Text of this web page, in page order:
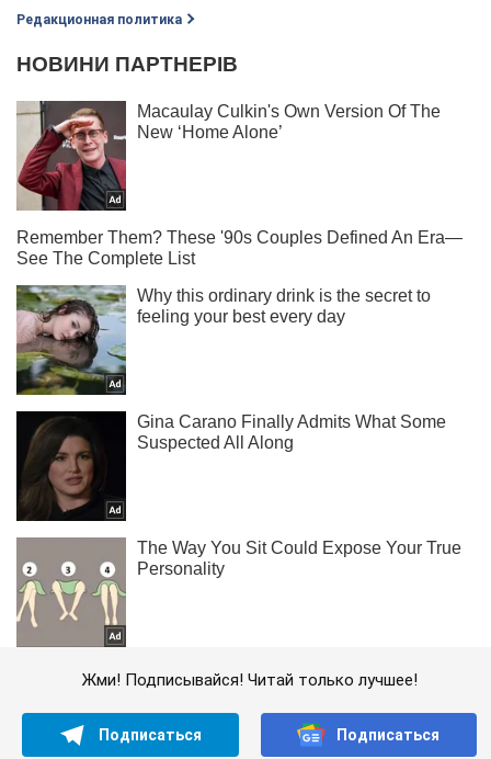
Редакционная политика
Жми! Подписывайся! Читай только лучшее!
Подписаться Подписаться